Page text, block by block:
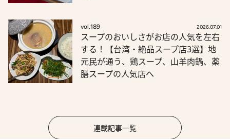
vol.189 2026.07.01
スープのおいしさがお店の人気を左右
する！【台湾・絶品スープ店3選】地
元民が通う、鶏スープ、山羊肉鍋、薬
膳スープの人気店へ
連載記事一覧